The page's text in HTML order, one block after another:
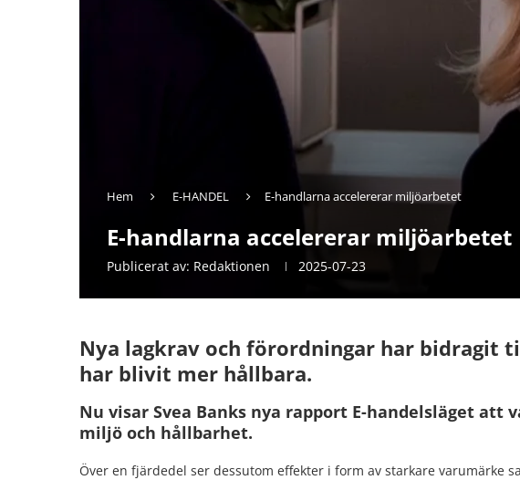
Hem E-HANDEL E-handlarna accelererar miljöarbetet
E-handlarna accelererar miljöarbetet
Publicerat av: Redaktionen 2025-07-23
Nya lagkrav och förordningar har bidragit
har blivit mer hållbara.
Nu visar Svea Banks nya rapport E-handelsläget att
miljö och hållbarhet.
Över en fjärdedel ser dessutom effekter i form av starkare varumärke